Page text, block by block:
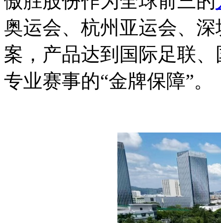
奥运会、杭州亚运会、
案，产品达到国际足联
专业赛事的“金牌保障”。